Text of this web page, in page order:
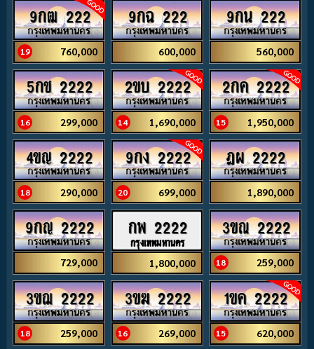
9กฒ 222
19 760,000
9กฉ 222
600,000
9กน 222
560,000
5กช 2222
16 299,000
2ขบ 2222
14 1,690,000
2กค 2222
15 1,950,000
4ขญ 2222
18 290,000
9กง 2222
20 699,000
ฎผ 2222
1,890,000
9กญ 2222
729,000
กพ 2222
กรุงเทพมหานคร
1,800,000
3ขณ 2222
18 259,000
3ขฌ 2222
18 259,000
3ขฆ 2222
16 269,000
1ขค 2222
15 620,000